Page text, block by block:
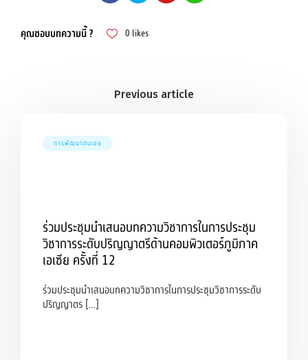
คุณชอบบทความนี้ ? 0 likes
การพัฒนาตนเอง
ร่วมประชุมนำเสนอบทความวิชาการในการประชุม
วิชาการระดับปริญญาตรีด้านคอมพิวเตอร์ภูมิภาค
เอเซีย ครั้งที่ 12
ร่วมประชุมนำเสนอบทความวิชาการในการประชุมวิชาการระดับ
ปริญญาตร […]